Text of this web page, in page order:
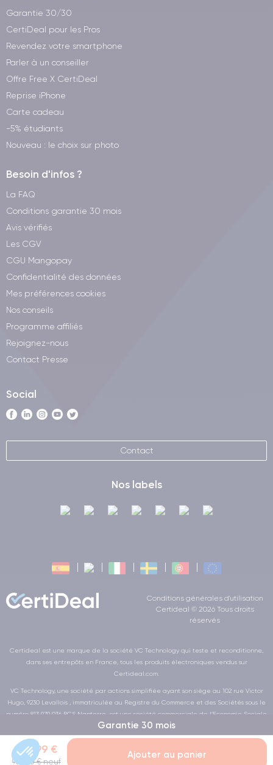
Garantie 30 mois
469,99 €
969,00 € neuf
Ajouter au panier
Garantie 30/30
CertiDeal pour les Pros
Revendez votre smartphone
Parler à un conseiller
Offre Free X CertiDeal
Reprise iPhone
Carte cadeau
-5% étudiants
Nouveau : le choix sur photo
Besoin d'infos ?
La FAQ
Conditions garantie 30 mois
Avis vérifiés
Les CGV
CGU Mangopay
Confidentialité des données
Mes préférences cookies
Nos conseils
Programme affiliés
Rejoignez-nous
Contact Presse
Social
Contact
Nos labels
Conditions générales d'utilisation
Certideal © 2026 Tous droits
réservés
Certideal est une marque de la société VC Technology qui teste et reconditionne,
dans ses entrepôts en France, tous les produits électroniques vendus sur
Certideal.com.
VC Technology, une société par actions simplifiée ayant son siège au 102 rue Victor
Hugo, 9230 Levallois , immatriculée au Registre du Commerce et des Sociétés sous le
numéro 813 979 036 RCS Nanterre, est une société commerciale de l’Economie Sociale
et Solidaire au sens de la loi de la LOI n° 2014-856 du 31 juillet 2014